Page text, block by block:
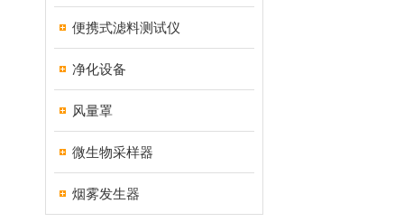
便携式滤料测试仪
净化设备
风量罩
微生物采样器
烟雾发生器